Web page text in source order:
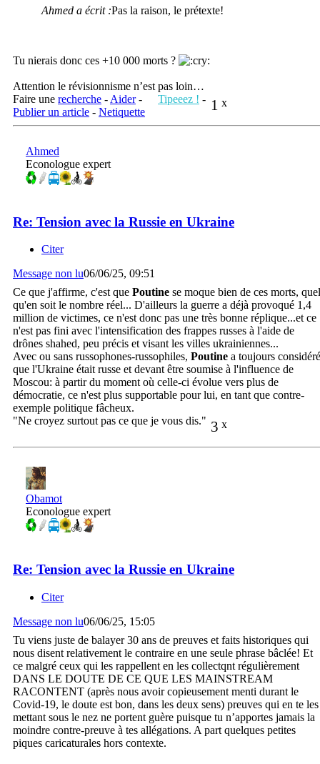
Ahmed a écrit :Pas la raison, le prétexte!
Tu nierais donc ces +10 000 morts ?
Attention le révisionnisme n’est pas loin…
1 x
Faire une recherche - Aider- Tipeeez ! -
Publier un article - Netiquette
Ahmed
Econologue expert
Re: Tension avec la Russie en Ukraine
Citer
Message non lu06/06/25, 09:51
Ce que j'affirme, c'est que Poutine se moque bien de ces morts, quel
qu'en soit le nombre réel... D'ailleurs la guerre a déjà provoqué 1,4
million de victimes, ce n'est donc pas une très bonne réplique...et ce
n'est pas fini avec l'intensification des frappes russes à l'aide de
drônes shahed, peu précis et visant les villes ukrainiennes...
Avec ou sans russophones-russophiles, Poutine a toujours considéré
que l'Ukraine était russe et devant être soumise à l'influence de
Moscou: à partir du moment où celle-ci évolue vers plus de
démocratie, ce n'est plus supportable pour lui, en tant que contre-
exemple politique fâcheux.
3 x
"Ne croyez surtout pas ce que je vous dis."
Obamot
Econologue expert
Re: Tension avec la Russie en Ukraine
Citer
Message non lu06/06/25, 15:05
Tu viens juste de balayer 30 ans de preuves et faits historiques qui
nous disent relativement le contraire en une seule phrase bâclée! Et
ce malgré ceux qui les rappellent en les collectqnt régulièrement
DANS LE DOUTE DE CE QUE LES MAINSTREAM
RACONTENT (après nous avoir copieusement menti durant le
Covid-19, le doute est bon, dans les deux sens) preuves qui en te les
mettant sous le nez ne portent guère puisque tu n’apportes jamais la
moindre contre-preuve à tes allégations. A part quelques petites
piques caricaturales hors contexte.